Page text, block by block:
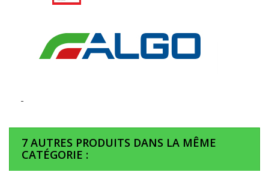
7 AUTRES PRODUITS DANS LA MÊME
CATÉGORIE :